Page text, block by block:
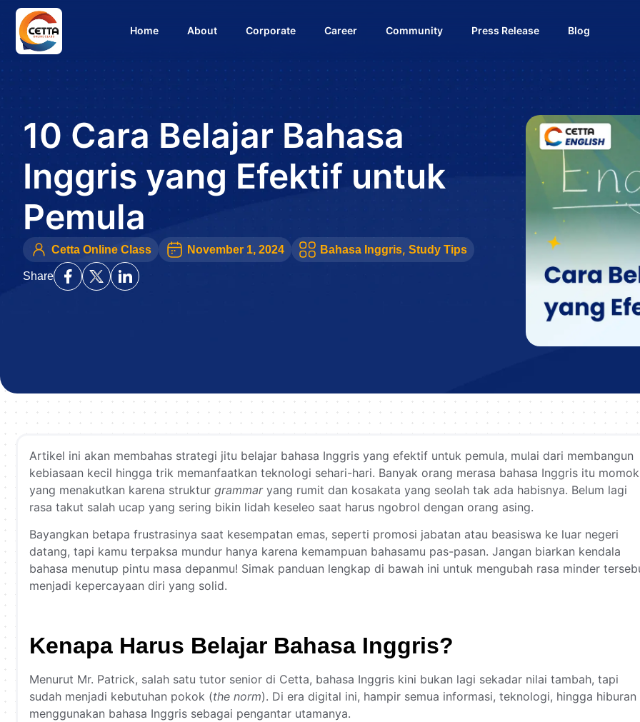
Home About Corporate Career Community Press Release Blog
10 Cara Belajar Bahasa
Inggris yang Efektif untuk
Pemula
Cetta Online Class November 1, 2024 Bahasa Inggris, Study Tips
Share
Artikel ini akan membahas strategi jitu belajar bahasa Inggris yang efektif untuk pemula, mulai dari membangun
kebiasaan kecil hingga trik memanfaatkan teknologi sehari-hari. Banyak orang merasa bahasa Inggris itu momok
yang menakutkan karena struktur grammaryang rumit dan kosakata yang seolah tak ada habisnya. Belum lagi
rasa takut salah ucap yang sering bikin lidah keseleo saat harus ngobrol dengan orang asing.
Bayangkan betapa frustrasinya saat kesempatan emas, seperti promosi jabatan atau beasiswa ke luar negeri
datang, tapi kamu terpaksa mundur hanya karena kemampuan bahasamu pas-pasan. Jangan biarkan kendala
bahasa menutup pintu masa depanmu! Simak panduan lengkap di bawah ini untuk mengubah rasa minder
menjadi kepercayaan diri yang solid.
Kenapa Harus Belajar Bahasa Inggris?
Menurut Mr. Patrick, salah satu tutor senior di Cetta, bahasa Inggris kini bukan lagi sekadar nilai tambah, tapi
sudah menjadi kebutuhan pokok (the norm). Di era digital ini, hampir semua informasi, teknologi, hingga hiburan
menggunakan bahasa Inggris sebagai pengantar utamanya.